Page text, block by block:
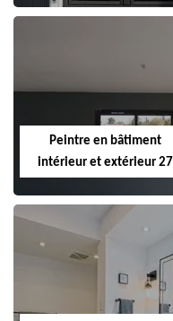
Peintre en bâtiment
intérieur et extérieur 27